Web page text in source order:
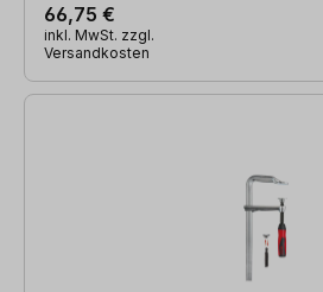
66,75 €
inkl. MwSt. zzgl.
Versandkosten